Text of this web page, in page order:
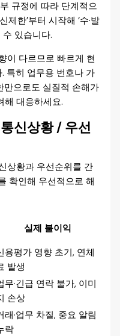
규정에 따라 단계적으
제한’부터 시작해 ‘수·발
수 있습니다.
이 다르므로 빠르게 현
특히 업무용 번호나 가
만으로도 실질적 손해가
해 대응하세요.
신상황 / 우선
상황과 우선순위를 간
확인해 우선적으로 해
실제 불이익
용평가 영향 초기, 연체
발생
무·긴급 연락 불가, 이미
손상
래·업무 차질, 중요 알림
락